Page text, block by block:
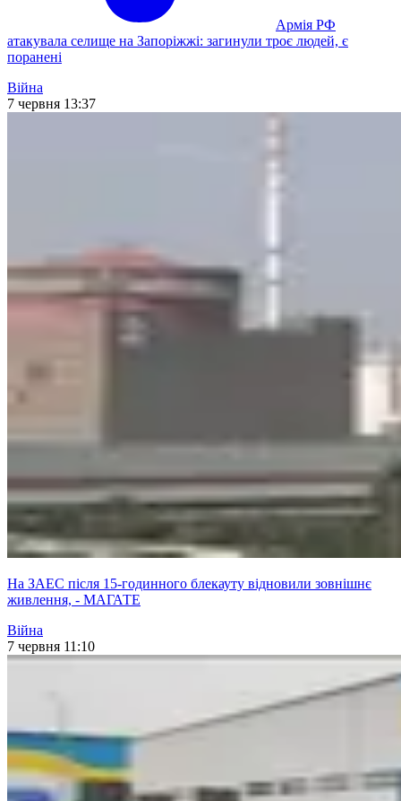
Армія РФ
атакувала селище на Запоріжжі: загинули троє людей, є
поранені
Війна
7 червня 13:37
На ЗАЕС після 15-годинного блекауту відновили зовнішнє
живлення, - МАГАТЕ
Війна
7 червня 11:10